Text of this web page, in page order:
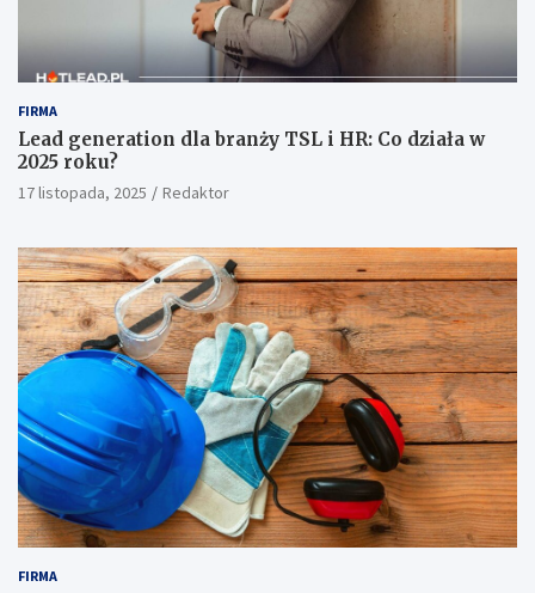
FIRMA
Lead generation dla branży TSL i HR: Co działa w
2025 roku?
17 listopada, 2025 Redaktor
FIRMA